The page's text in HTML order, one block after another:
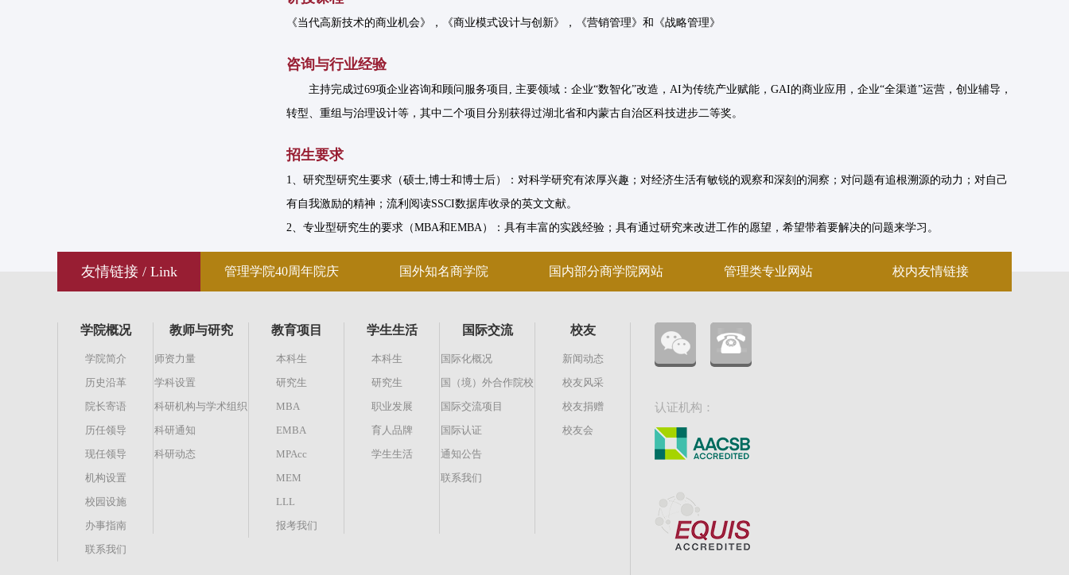
《当代高新技术的商业机会》，《商业模式设计与创新》，《营销管理》和《战略管理》
咨询与行业经验
主持完成过69项企业咨询和顾问服务项目, 主要领域：企业“数智化”改造，AI为传统产业赋能，GAI的商业应用，企业“全渠道”运营，创业辅导，
转型、重组与治理设计等，其中二个项目分别获得过湖北省和内蒙古自治区科技进步二等奖。
招生要求
1、研究型研究生要求（硕士,博士和博士后）：对科学研究有浓厚兴趣；对经济生活有敏锐的观察和深刻的洞察；对问题有追根溯源的动力；对自己
有自我激励的精神；流利阅读SSCI数据库收录的英文文献。
2、专业型研究生的要求（MBA和EMBA）：具有丰富的实践经验；具有通过研究来改进工作的愿望，希望带着要解决的问题来学习。
友情链接 / Link 管理学院40周年院庆 国外知名商学院 国内部分商学院网站 管理类专业网站 校内友情链接
学院概况
学院简介
历史沿革
院长寄语
历任领导
现任领导
机构设置
校园设施
办事指南
联系我们
教师与研究
师资力量
学科设置
科研机构与学术组织
科研通知
科研动态
教育项目
本科生
研究生
MBA
EMBA
MPAcc
MEM
LLL
报考我们
学生生活
本科生
研究生
职业发展
育人品牌
学生生活
国际交流
国际化概况
国（境）外合作院校
国际交流项目
国际认证
通知公告
联系我们
校友
新闻动态
校友风采
校友捐赠
校友会
认证机构：